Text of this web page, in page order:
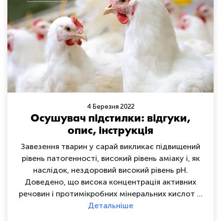
4 Березня 2022
Осушувач підстилки: відгуки,
опис, інструкція
Завезення тварин у сарай викликає підвищений
рівень патогенності, високий рівень аміаку і, як
наслідок, нездоровий високий рівень pH.
Доведено, що висока концентрація активних
речовин і протимікробних мінеральних кислот …
Детальніше